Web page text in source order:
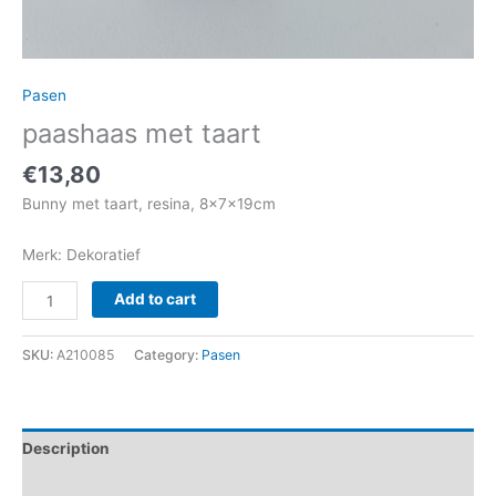
Pasen
paashaas met taart
€13,80
Bunny met taart, resina, 8x7x19cm
Merk: Dekoratief
Add to cart
SKU: A210085 Category: Pasen
Description